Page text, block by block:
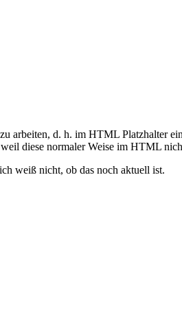
arbeiten, d. h. im HTML Platzhalter
weil diese normaler Weise im HTML
weiß nicht, ob das noch aktuell ist.